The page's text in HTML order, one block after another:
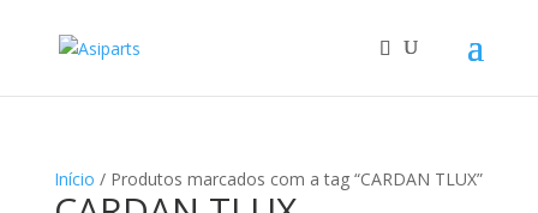
Início / Produtos marcados com a tag “CARDAN TLUX”